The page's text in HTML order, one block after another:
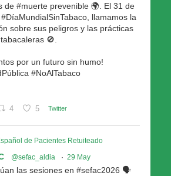
de #muerte prevenible 🌍. El 31 de
llamamos la
sobre sus peligros y las prácticas
🚫.
por un futuro sin humo!
#NoAlTabaco
4 5 Twitter
de Pacientes Retuiteado
@sefac_aldia · 29 May
las sesiones en #sefac2026 🗣️